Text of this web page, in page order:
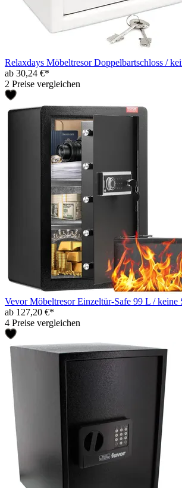
Relaxdays Möbeltresor Doppelbartschloss /
ab 30,24 €*
2 Preise vergleichen
Vevor Möbeltresor Einzeltür-Safe 99 L / keine
ab 127,20 €*
4 Preise vergleichen